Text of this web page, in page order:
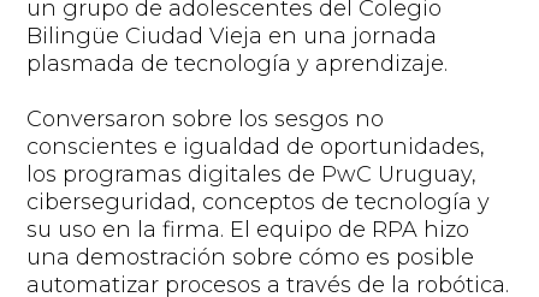
un grupo de adolescentes del Colegio
Bilingüe Ciudad Vieja en una jornada
plasmada de tecnología y aprendizaje.
Conversaron sobre los sesgos no
conscientes e igualdad de oportunidades,
los programas digitales de PwC Uruguay,
ciberseguridad, conceptos de tecnología y
su uso en la firma. El equipo de RPA hizo
una demostración sobre cómo es posible
automatizar procesos a través de la robótica.